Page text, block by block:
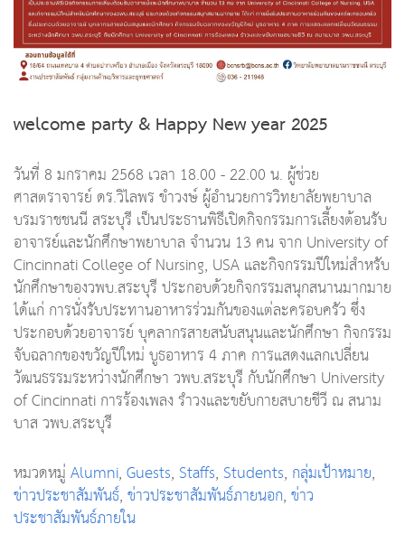
welcome party & Happy New year 2025
วันที่ 8 มกราคม 2568 เวลา 18.00 - 22.00 น. ผู้ช่วย
ศาสตราจารย์ ดร.วิไลพร ขำวงษ์ ผู้อำนวยการวิทยาลัยพยาบาล
บรมราชชนนี สระบุรี เป็นประธานพิธีเปิดกิจกรรมการเลี้ยงต้อนรับ
อาจารย์และนักศึกษาพยาบาล จำนวน 13 คน จาก University of
Cincinnati College of Nursing, USA และกิจกรรมปีใหม่สำหรับ
นักศึกษาของวพบ.สระบุรี ประกอบด้วยกิจกรรมสนุกสนานมากมาย
ได้แก่ การนั่งรับประทานอาหารร่วมกันของแต่ละครอบครัว ซึ่ง
ประกอบด้วยอาจารย์ บุคลากรสายสนับสนุนและนักศึกษา กิจกรรม
จับฉลากของขวัญปีใหม่ บูธอาหาร 4 ภาค การแสดงแลกเปลี่ยน
วัฒนธรรมระหว่างนักศึกษา วพบ.สระบุรี กับนักศึกษา University
of Cincinnati การร้องเพลง รำวงและขยับกายสบายชีวี ณ สนาม
บาส วพบ.สระบุรี
หมวดหมู่Alumni,Guests,Staffs,Students, กลุ่มเป้าหมาย,
ข่าวประชาสัมพันธ์,ข่าวประชาสัมพันธ์ภายนอก,ข่าว
ประชาสัมพันธ์ภายใน